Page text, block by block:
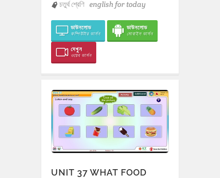
চতুর্থ শ্রেণি english for today
ডাউনলোড
কম্পিউটার ভার্সন
ডাউনলোড
মোবাইল ভার্সন
দেখুন
ওয়েব ভার্সন
UNIT 37 WHAT FOOD